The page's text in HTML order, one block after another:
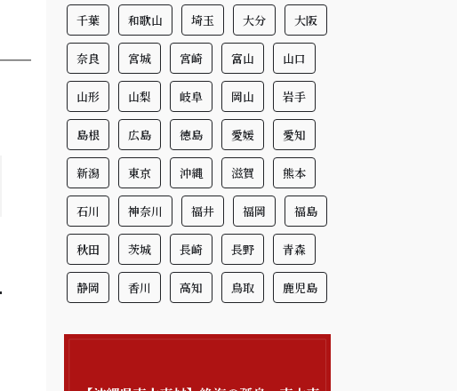
千葉 和歌山 埼玉 大分 大阪
奈良 宮城 宮崎 富山 山口
山形 山梨 岐阜 岡山 岩手
島根 広島 徳島 愛媛 愛知
新潟 東京 沖縄 滋賀 熊本
石川 神奈川 福井 福岡 福島
秋田 茨城 長崎 長野 青森
静岡 香川 高知 鳥取 鹿児島